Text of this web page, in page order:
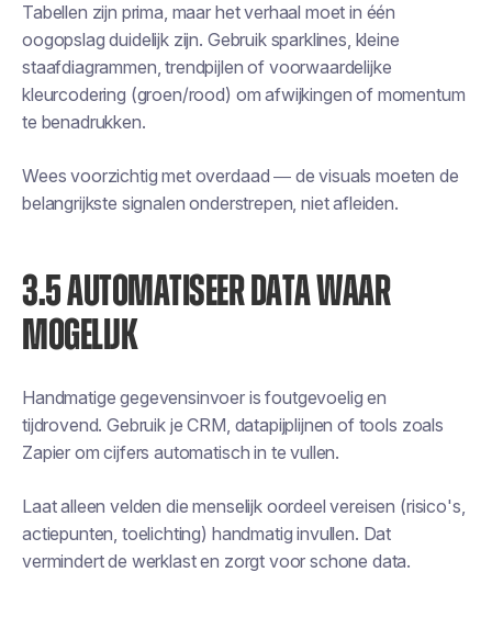
Tabellen zijn prima, maar het verhaal moet in één
oogopslag duidelijk zijn. Gebruik sparklines, kleine
staafdiagrammen, trendpijlen of voorwaardelijke
kleurcodering (groen/rood) om afwijkingen of momentum
te benadrukken.
Wees voorzichtig met overdaad — de visuals moeten de
belangrijkste signalen onderstrepen, niet afleiden.
3.5 AUTOMATISEER DATA WAAR
MOGELIJK
Handmatige gegevensinvoer is foutgevoelig en
tijdrovend. Gebruik je CRM, datapijplijnen of tools zoals
Zapier om cijfers automatisch in te vullen.
Laat alleen velden die menselijk oordeel vereisen (risico's,
actiepunten, toelichting) handmatig invullen. Dat
vermindert de werklast en zorgt voor schone data.